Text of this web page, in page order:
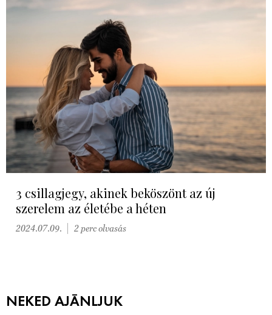
3 csillagjegy, akinek beköszönt az új
szerelem az életébe a héten
2024.07.09. 2 perc olvasás
NEKED AJÁNLJUK